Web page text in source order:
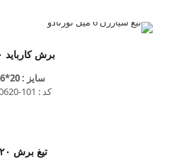
برش کارباید ۲۰*۶
سایز : 20*6*8
کد : T080620-101
تیغ برش ۲۰*۵